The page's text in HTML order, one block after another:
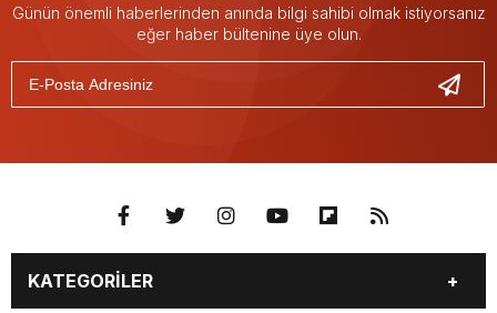
Günün önemli haberlerinden anında bilgi sahibi olmak istiyorsanız
eğer haber bültenine üye olun.
KATEGORİLER